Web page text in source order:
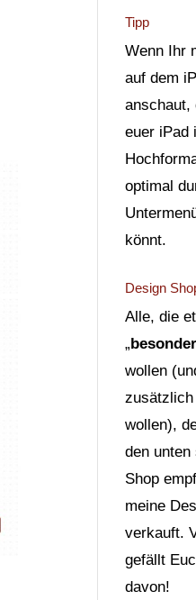
Tipp
Wenn Ihr
auf dem
anschaut,
euer iPad
optimal
könnt.
Design
Alle, die
„
wollen
wollen),
den unten
Shop
meine
verkauft.
gefällt
davon!